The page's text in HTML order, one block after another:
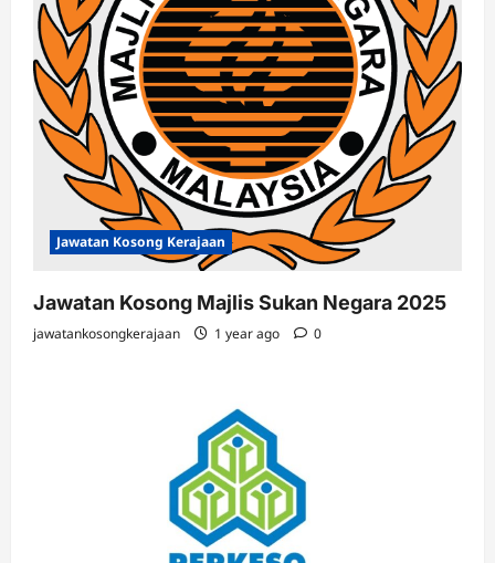
Jawatan Kosong Kerajaan
Jawatan Kosong Majlis Sukan Negara 2025
jawatankosongkerajaan 1 year ago 0